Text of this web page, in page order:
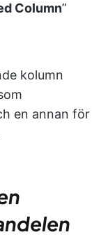
Column”
kolumn
en annan för